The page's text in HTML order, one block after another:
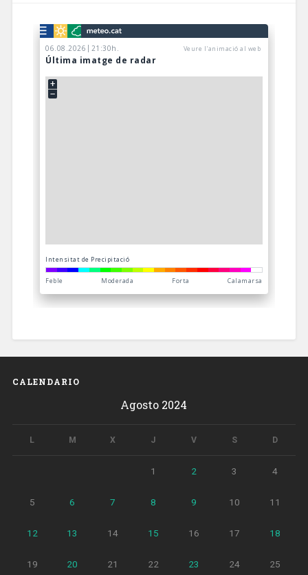
CALENDARIO
Agosto 2024
L M X J V S D
1 2 3 4
5 6 7 8 9 10 11
12 13 14 15 16 17 18
19 20 21 22 23 24 25